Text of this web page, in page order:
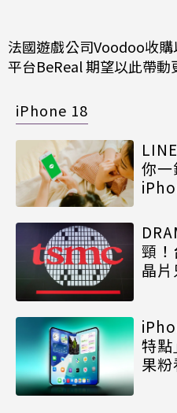
法國遊戲公司Voodoo收
平台BeReal 期望以此帶動
iPhone 18
你
頸
晶
特
果